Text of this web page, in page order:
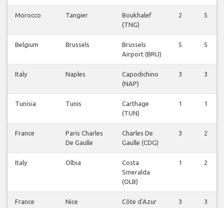
Morocco Tangier
Boukhalef
(TNG)
2 5
Belgium Brussels
Brussels
Airport (BRU)
5 5
Italy Naples
Capodichino
(NAP)
3 3
Tunisia Tunis
Carthage
(TUN)
1 1
France
Paris Charles
De Gaulle
Charles De
Gaulle (CDG)
3 2
Italy Olbia
Costa
Smeralda
(OLB)
1 2
France Nice
Côte d'Azur
3 3